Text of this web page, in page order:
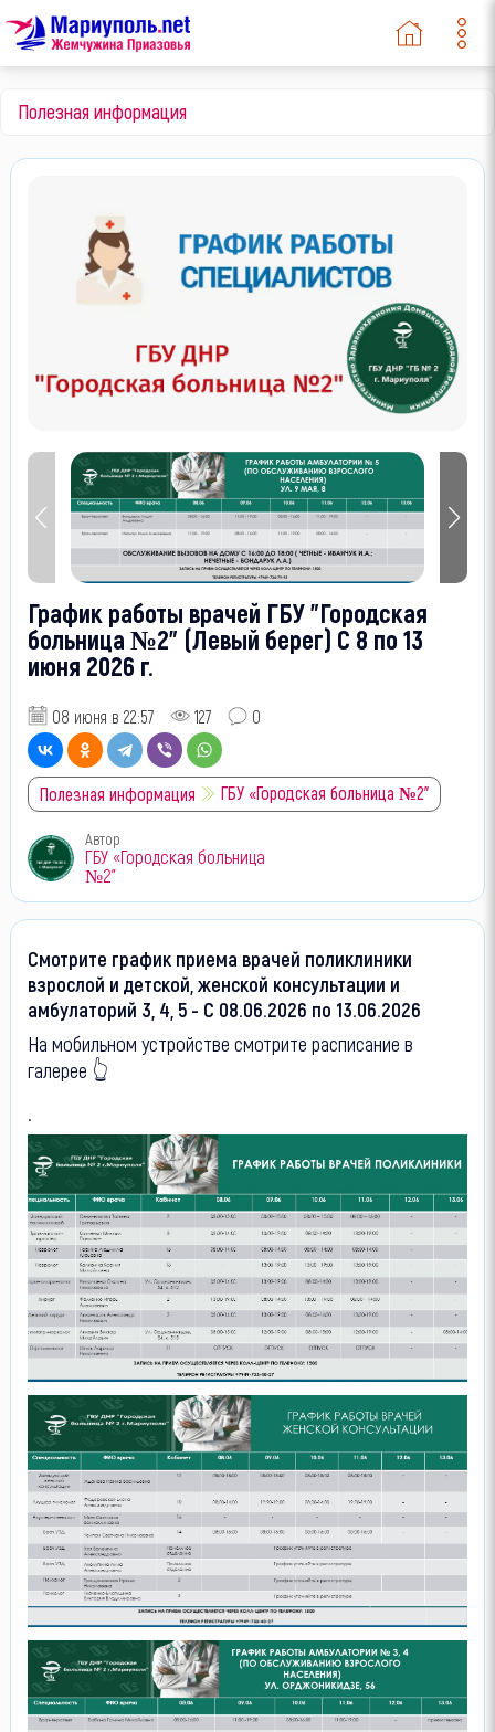
Полезная информация
График работы врачей ГБУ "Городская
больница №2" (Левый берег) С 8 по 13
июня 2026 г.
08 июня в 22:57 127 0
Полезная информация ГБУ «Городская больница №2"
Автор
ГБУ «Городская больница
№2"
Смотрите график приема врачей поликлиники
взрослой и детской, женской консультации и
амбулаторий 3, 4, 5 - C 08.06.2026 по 13.06.2026
На мобильном устройстве смотрите расписание в
галерее 👆
.